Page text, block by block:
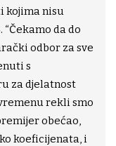
kojima nisu
da do
odbor za sve
s
za djelatnost
rekli smo
obećao,
koeficijenata, i